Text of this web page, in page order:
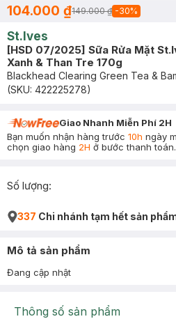
104.000 ₫149.000 ₫ -30%
St.Ives
[HSD 07/2025] Sữa Rửa Mặt
Xanh & Than Tre 170g
Blackhead Clearing Green Tea &
(SKU: 422225278)
Giao Nhanh Miễn Phí 2H
Bạn muốn nhận hàng trước 10h ngày
chọn giao hàng 2H ở bước thanh toán.
Số lượng:
337 Chi nhánh tạm hết sản
Mô tả sản phẩm
Đang cập nhật
Thông số sản phẩm